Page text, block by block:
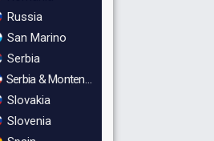
Russia
San Marino
Serbia
Serbia & Montenegro
Slovakia
Slovenia